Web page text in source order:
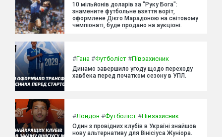
10 мільйонів доларів за "Руку Бога":
знамените футбольне взяття воріт,
оформлене Дієго Марадоною на світовому
чемпіонаті, буде продано на аукціоні.
#Гана #Футболіст #Півзахисник
Динамо завершило угоду щодо переходу
хавбека перед початком сезону в УПЛ.
#Лондон #Футболіст #Півзахисник
Один з провідних клубів в Україні знайшов
нову альтернативу для Вінісіуса Жуніора.